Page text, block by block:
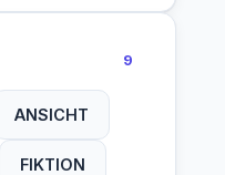
9
ANSICHT
FIKTION